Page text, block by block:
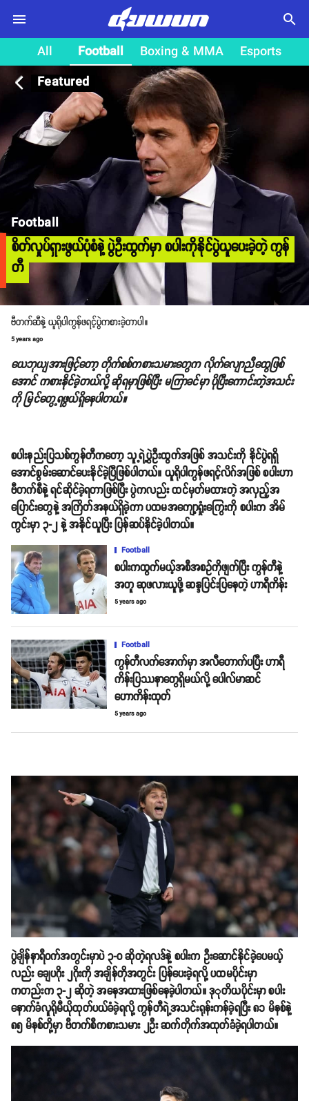
search
All Football Boxing & MMA
Esports
Featured
arrow_back_ios
Football
စိတ်လှုပ်ရှားဖွယ်ပုံစံနဲ့ ပွဲဦးထွက်မှာ စပါးကိုနိုင်ပွဲယူပေးခဲ့တဲ့ ကွန်
တီ
ဗီတက်ဆီနဲ့ ယူရိုပါကွန်ဖရင့်ပွဲကစားခဲ့တာပါ။
5 years ago
ယေဘုယျအားဖြင့်တော့ တိုက်စစ်ကစားသမားတွေက လိုက်လျောညီထွေဖြစ်
အောင် ကစားနိုင်ခဲ့တယ်လို့ ဆိုရမှာဖြစ်ပြီး မကြာခင်မှာ ပိုပြီးကောင်းတဲ့အသင်း
ကို မြင်တွေ့ရဖွယ်ရှိနေပါတယ်။
စပါးနည်းပြသစ်ကွန်တီကတော့ သူ့ရဲ့ပွဲဦးထွက်အဖြစ် အသင်းကို နိုင်ပွဲရရှိ
အောင်စွမ်းဆောင်ပေးနိုင်ခဲ့ပြီဖြစ်ပါတယ်။ ယူရိုပါကွန်ဖရင့်လိဂ်အဖြစ် စပါးဟာ
ဗီတက်စီနဲ့ ရင်ဆိုင်ခဲ့ရတာဖြစ်ပြီး ပွဲကလည်း ထင်မှတ်မထားတဲ့ အလှည့်အ
ပြောင်းတွေနဲ့ အကြိတ်အနယ်ရှိခဲ့ကာ ပထမအကျော့ရှုံးကြွေးကို စပါးက အိမ်
ကွင်းမှာ ၃-၂ နဲ့ အနိုင်ယူပြီး ပြန်ဆပ်နိုင်ခဲ့ပါတယ်။
Football
စပါးကထွက်မယ့်အစီအစဥ်ကိုဖျက်ပြီး ကွန်တီနဲ့
အတူ ဆုဖလားယူဖို့ ဆန္ဒပြင်းပြနေတဲ့ ဟာရီကိန်း
5 years ago
Football
ကွန်တီလက်အောက်မှာ အလီတောက်ပပြီး ဟာရီ
ကိန်းပြဿနာတွေရှိမယ်လို့ ပေါလ်မာဆင်
ဟောကိန်းထုတ်
5 years ago
ပွဲချိန်နာရီဝက်အတွင်းမှာပဲ ၃-၀ ဆိုတဲ့ရလဒ်နဲ့ စပါးက ဦးဆောင်နိုင်ခဲ့ပေမယ့်
လည်း ချေပဂိုး ၂ဂိုးကို အချိန်တိုအတွင်း ပြန်ပေးခဲ့ရလို့ ပထမပိုင်းမှာ
ကတည်းက ၃-၂ ဆိုတဲ့ အနေအထားဖြစ်နေခဲ့ပါတယ်။ ဒုုတိယပိုင်းမှာ စပါး
နောက်ခံလူရိုမီယိုထုတ်ပယ်ခံခဲ့ရလို့ ကွန်တီရဲ့အသင်းရုန်းကန်ခဲ့ရပြီး ၈၁ မိနစ်နဲ့
၈၅ မိနစ်တို့မှာ ဗီတက်စီကစားသမား ၂ဦး ဆက်တိုက်အထုတ်ခံခဲ့ရပါတယ်။